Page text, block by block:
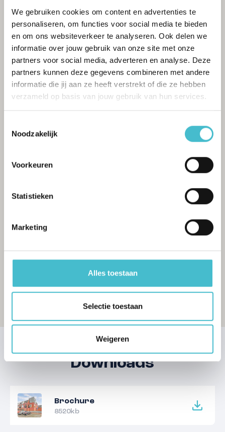
We gebruiken cookies om content en advertenties te
personaliseren, om functies voor social media te bieden
en om ons websiteverkeer te analyseren. Ook delen we
informatie over jouw gebruik van onze site met onze
partners voor social media, adverteren en analyse. Deze
partners kunnen deze gegevens combineren met andere
informatie die jij aan ze heeft verstrekt of die ze hebben
verzameld op basis van jouw gebruik van hun services.
Noodzakelijk
Voorkeuren
Statistieken
Marketing
Alles toestaan
Selectie toestaan
Weigeren
Downloads
Brochure
8520kb